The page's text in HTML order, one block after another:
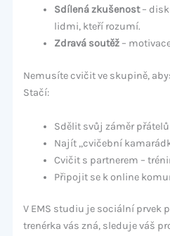
Sdílená zkušenost–
lidmi, kteří rozumí.
Zdravá soutěž–
Nemusíte cvičit ve skupině,
Stačí:
Sdělit svůj záměr
Najít „cvičební
Cvičit s partnerem –
Připojit se k online
V EMS studiu je sociální prvek
trenérka vás zná, sleduje váš